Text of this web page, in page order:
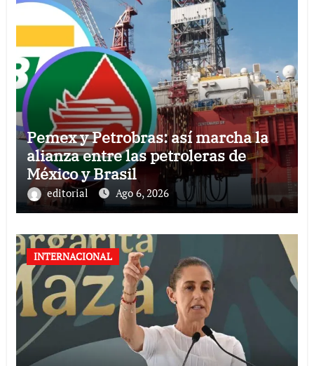
Pemex y Petrobras: así marcha la
alianza entre las petroleras de
México y Brasil
editorial Ago 6, 2026
INTERNACIONAL